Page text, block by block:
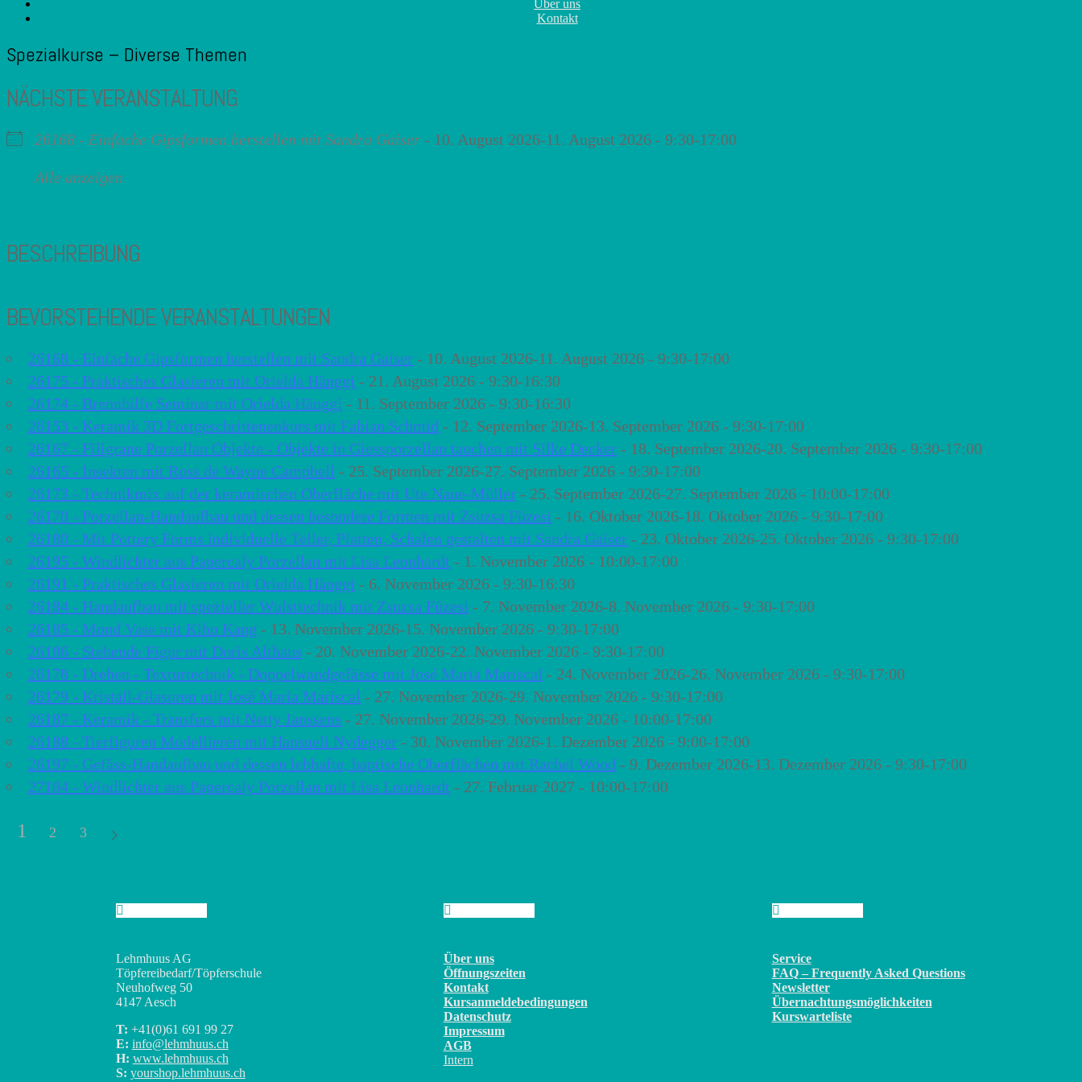
Über uns
Kontakt
Spezialkurse – Diverse Themen
NÄCHSTE VERANSTALTUNG
26168 - Einfache Gipsformen herstellen mit Sandra Gaiser - 10. August 2026-11. August 2026 - 9:30-17:00
Alle anzeigen
BESCHREIBUNG
BEVORSTEHENDE VERANSTALTUNGEN
26168 - Einfache Gipsformen herstellen mit Sandra Gaiser - 10. August 2026-11. August 2026 - 9:30-17:00
26175 - Praktisches Glasieren mit Orielda Hänggi - 21. August 2026 - 9:30-16:30
26174 - Brennhilfe Seminar mit Orielda Hänggi - 11. September 2026 - 9:30-16:30
26153 - Keramik 3D Fortgeschrittenenkurs mit Fabian Schmid - 12. September 2026-13. September 2026 - 9:30-17:00
26167 - Filigrane Porzellan Objekte - Objekte in Giessporzellan tauchen mit Silke Decker - 18. September 2026-20. September 2026 - 9:30-17:00
26165 - Insekten mit Ross de Wayne Campbell - 25. September 2026-27. September 2026 - 9:30-17:00
26173 - Technikmix auf der keramischen Oberfläche mit Ute Naue-Müller - 25. September 2026-27. September 2026 - 10:00-17:00
26170 - Porzellan-Handaufbau und dessen besondere Formen mit Zsuzsa Füzesi - 16. Oktober 2026-18. Oktober 2026 - 9:30-17:00
26180 - Mit Pottery Forms individuelle Teller, Platten, Schalen gestalten mit Sandra Gaiser - 23. Oktober 2026-25. Oktober 2026 - 9:30-17:00
26195 - Windlichter aus Papercaly Porzellan mit Lisa Leonhardt - 1. November 2026 - 10:00-17:00
26191 - Praktisches Glasieren mit Orielda Hänggi - 6. November 2026 - 9:30-16:30
26184 - Handaufbau mit spezieller Wulsttechnik mit Zsuzsa Füzesi - 7. November 2026-8. November 2026 - 9:30-17:00
26185 - Mond Vase mit Kiho Kang - 13. November 2026-15. November 2026 - 9:30-17:00
26186 - Stehende Figur mit Doris Althaus - 20. November 2026-22. November 2026 - 9:30-17:00
26178 - Drehen - Texturtechnik - Doppelwandgefässe mit José Maria Mariscal - 24. November 2026-26. November 2026 - 9:30-17:00
26179 - Kristall-Glasuren mit José Maria Mariscal - 27. November 2026-29. November 2026 - 9:30-17:00
26187 - Keramik - Transfers mit Netty Janssens - 27. November 2026-29. November 2026 - 10:00-17:00
26188 - Tierfiguren Modellieren mit Hansueli Nydegger - 30. November 2026-1. Dezember 2026 - 9:00-17:00
26197 - Gefäss-Handaufbau und dessen lebhafte, haptische Oberflächen mit Rachel Wood - 9. Dezember 2026-13. Dezember 2026 - 9:30-17:00
27104 - Windlichter aus Papercaly Porzellan mit Lisa Leonhardt - 27. Februar 2027 - 10:00-17:00
1 2 3
Lehmhuus AG
Töpfereibedarf/Töpferschule
Neuhofweg 50
4147 Aesch
T: +41(0)61 691 99 27
E: info@lehmhuus.ch
H: www.lehmhuus.ch
S: yourshop.lehmhuus.ch
Über uns
Öffnungszeiten
Kontakt
Kursanmeldebedingungen
Datenschutz
Impressum
AGB
Intern
Service
FAQ – Frequently Asked Questions
Newsletter
Übernachtungsmöglichkeiten
Kurswarteliste